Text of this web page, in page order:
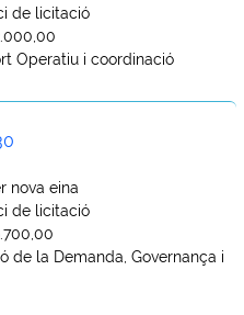
de licitació
Operatiu i coordinació
nova eina
de licitació
de la Demanda, Governança i